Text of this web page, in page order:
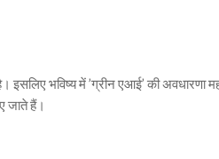
भविष्य में ’ग्रीन एआई’ की अवधारणा
जाते हैं।